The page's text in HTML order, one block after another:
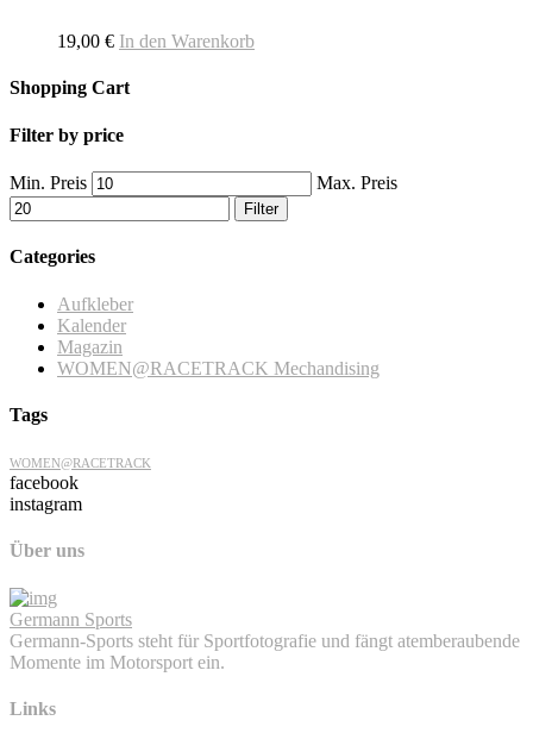
19,00 € In den Warenkorb
Shopping Cart
Filter by price
Min. Preis Max. Preis
Filter
Categories
Aufkleber
Kalender
Magazin
WOMEN@RACETRACK Mechandising
Tags
WOMEN@RACETRACK
facebook
instagram
Über uns
Germann Sports
Germann-Sports steht für Sportfotografie und fängt atemberaubende
Momente im Motorsport ein.
Links